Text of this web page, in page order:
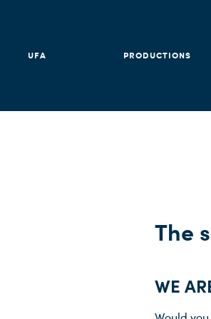
UFA PRODUCTIONS
The
WE